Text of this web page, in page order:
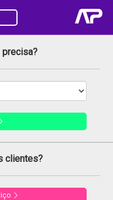
precisa?
clientes?